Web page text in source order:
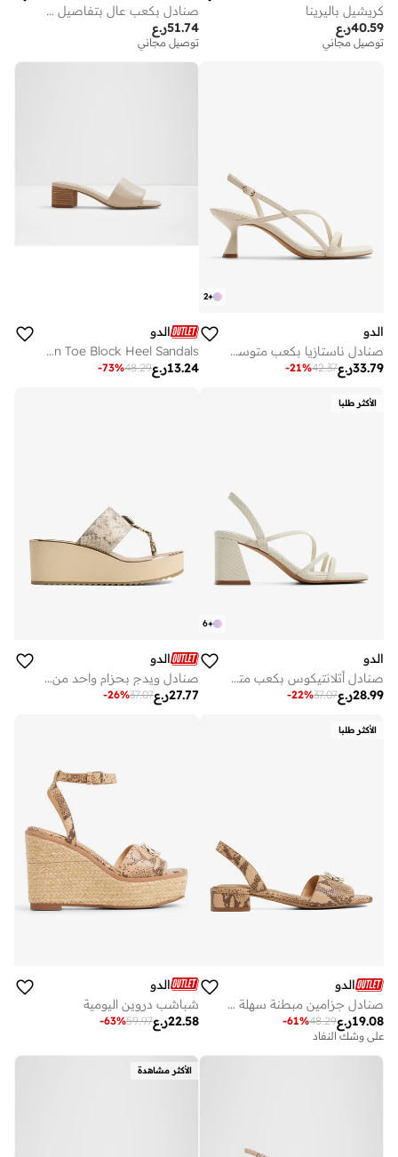
كريشيل باليرينا
ر.ع40.59
توصيل مجاني
صنادل بكعب عالٍ بتفاصيل فيونكة
ر.ع51.74
توصيل مجاني
+
2
الدو
صنادل ناستازيا بكعب متوسط وأحزمة متعددة
ر.ع33.79
42.37
-21%
الدو
CLAUDINA Open Toe Block Heel Sandals
ر.ع13.24
48.29
-73%
الأكثر طلبا
+
6
الدو
صنادل أتلانتيكوس بكعب متوسط وأحزمة متعددة
ر.ع28.99
37.07
-22%
الدو
صنادل ويدج بحزام واحد من بنلوبي
ر.ع27.77
37.07
-26%
الأكثر طلبا
الدو
صنادل جزامين مبطنة سهلة الارتداء
ر.ع19.08
48.29
-61%
على وشك النفاد
الدو
شباشب دروين اليومية
ر.ع22.58
59.97
-63%
الأكثر مشاهدة